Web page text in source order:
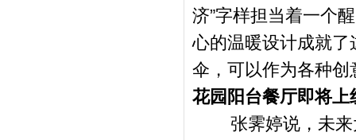
济”字样担当着一个
心的温暖设计成就
伞，可以作为各种创
花园阳台餐厅即将上
张霁婷说，未